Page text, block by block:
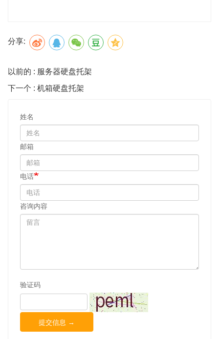
分享:
以前的 : 服务器硬盘托架
下一个 : 机箱硬盘托架
姓名
邮箱
电话
咨询内容
验证码
提交信息 →